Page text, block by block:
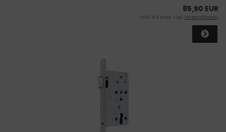
85,90 EUR
inkl. 19 % MwSt. zzgl.Versandkosten